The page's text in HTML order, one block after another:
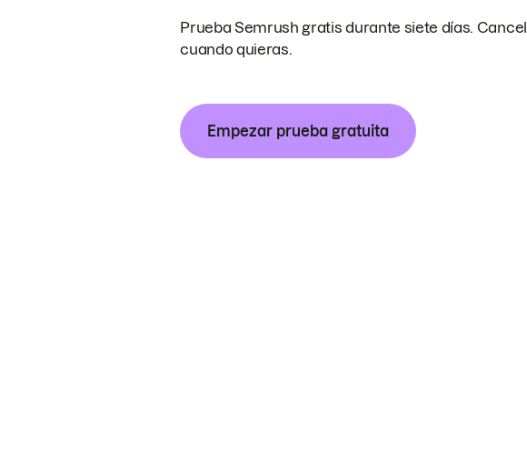
Prueba Semrush gratis durante siete días.
cuando quieras.
Empezar prueba gratuita